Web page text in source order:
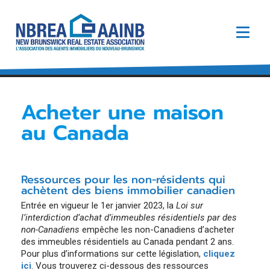
À propos de l’AAINB
Assemblée générale annuelle 2026
Comités de L’AAINB
Trouver un agent immobilier
Valeur d’un agent immobilier
Radon: ce que vous devez savoir.
Acheter une maison au Canada
Bureau du Registraire
Code du Secteur Immobilier
Législation
Audiences Disciplinaires
Devenir un agent immobilier
6 étapes pour devenir agent immobilier au
Nouveau-Brunswick
Cours de Pré-License pour vendeurs:
enregistrement pour l’autoformation
Médias
Demandez une entrevue
Formation obligatoire
Acheter une maison
au Canada
Ressources pour les non-résidents qui
achètent des biens immobilier canadien
Entrée en vigueur le 1er janvier 2023, la Loi sur
l’interdiction d’achat d’immeubles résidentiels par des
non-Canadiens empêche les non-Canadiens d’acheter
des immeubles résidentiels au Canada pendant 2 ans.
Pour plus d’informations sur cette législation, cliquez
ici. Vous trouverez ci-dessous des ressources